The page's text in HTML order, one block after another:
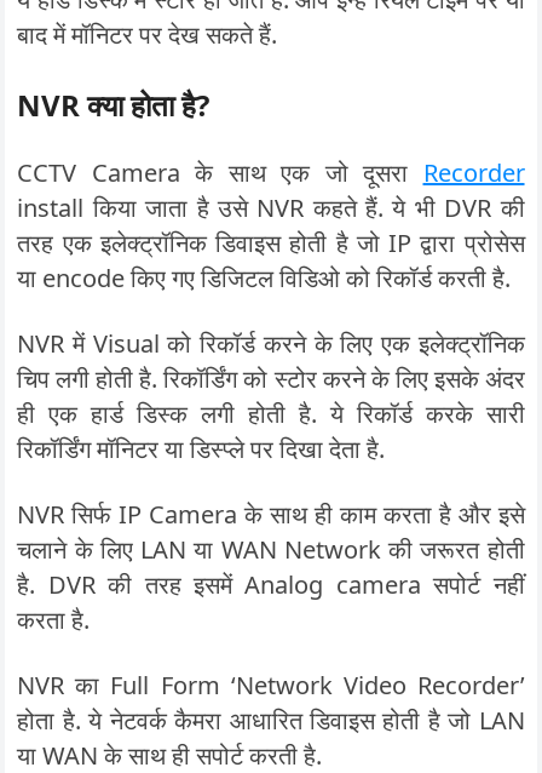
बाद में मॉनिटर पर देख सकते हैं.
NVR क्या होता है?
CCTV Camera के साथ एक जो दूसरा Recorder
install किया जाता है उसे NVR कहते हैं. ये भी DVR की
तरह एक इलेक्ट्रॉनिक डिवाइस होती है जो IP द्वारा प्रोसेस
या encode किए गए डिजिटल विडिओ को रिकॉर्ड करती है.
NVR में Visual को रिकॉर्ड करने के लिए एक इलेक्ट्रॉनिक
चिप लगी होती है. रिकॉर्डिंग को स्टोर करने के लिए इसके अंदर
ही एक हार्ड डिस्क लगी होती है. ये रिकॉर्ड करके सारी
रिकॉर्डिंग मॉनिटर या डिस्प्ले पर दिखा देता है.
NVR सिर्फ IP Camera के साथ ही काम करता है और इसे
चलाने के लिए LAN या WAN Network की जरूरत होती
है. DVR की तरह इसमें Analog camera सपोर्ट नहीं
करता है.
NVR का Full Form ‘Network Video Recorder’
होता है. ये नेटवर्क कैमरा आधारित डिवाइस होती है जो LAN
या WAN के साथ ही सपोर्ट करती है.